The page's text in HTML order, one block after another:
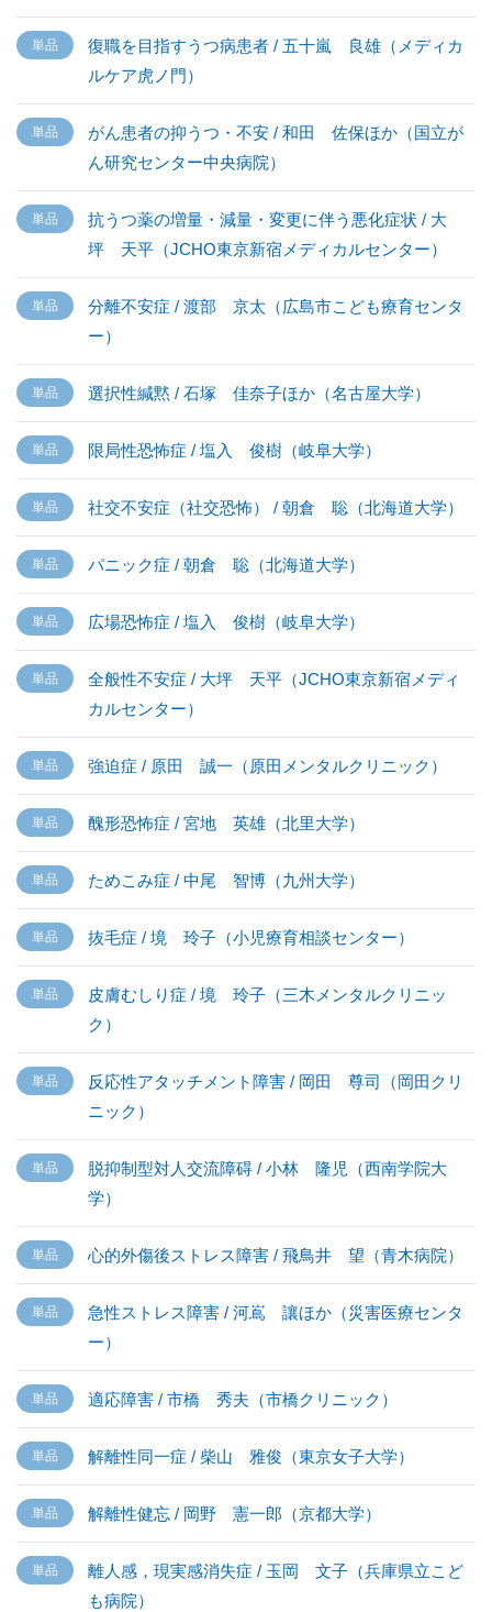
復職を目指すうつ病患者 / 五十嵐 良雄（メディカ
ルケア虎ノ門）
がん患者の抑うつ・不安 / 和田 佐保ほか（国立が
ん研究センター中央病院）
抗うつ薬の増量・減量・変更に伴う悪化症状 / 大
坪 天平（JCHO東京新宿メディカルセンター）
分離不安症 / 渡部 京太（広島市こども療育センタ
ー）
選択性緘黙 / 石塚 佳奈子ほか（名古屋大学）
限局性恐怖症 / 塩入 俊樹（岐阜大学）
社交不安症（社交恐怖） / 朝倉 聡（北海道大学）
パニック症 / 朝倉 聡（北海道大学）
広場恐怖症 / 塩入 俊樹（岐阜大学）
全般性不安症 / 大坪 天平（JCHO東京新宿メディ
カルセンター）
強迫症 / 原田 誠一（原田メンタルクリニック）
醜形恐怖症 / 宮地 英雄（北里大学）
ためこみ症 / 中尾 智博（九州大学）
抜毛症 / 境 玲子（小児療育相談センター）
皮膚むしり症 / 境 玲子（三木メンタルクリニッ
ク）
反応性アタッチメント障害 / 岡田 尊司（岡田クリ
ニック）
脱抑制型対人交流障碍 / 小林 隆児（西南学院大
学）
心的外傷後ストレス障害 / 飛鳥井 望（青木病院）
急性ストレス障害 / 河嶌 讓ほか（災害医療センタ
ー）
適応障害 / 市橋 秀夫（市橋クリニック）
解離性同一症 / 柴山 雅俊（東京女子大学）
解離性健忘 / 岡野 憲一郎（京都大学）
離人感，現実感消失症 / 玉岡 文子（兵庫県立こど
も病院）